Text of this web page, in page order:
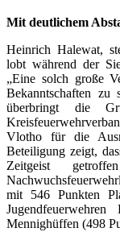
Mit deutlichem
Heinrich Halewat,
lobt während der
„Eine solch große
Bekanntschaften zu
überbringt die
Vlotho für die
Beteiligung zeigt,
Zeitgeist
mit 546 Punkten
Mennighüffen (498